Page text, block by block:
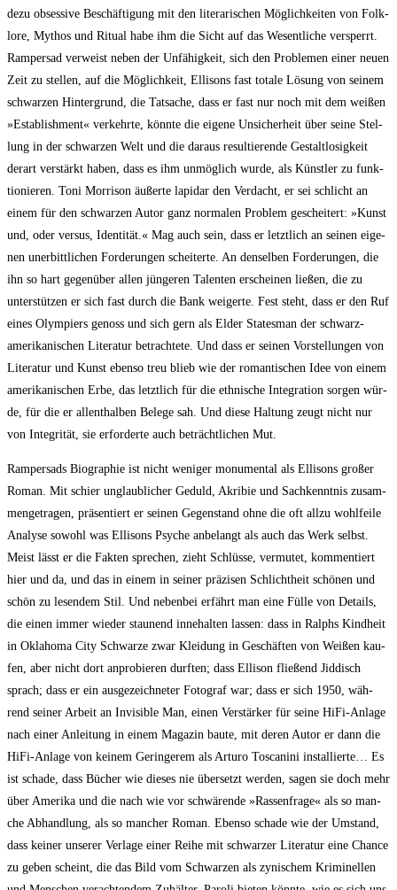
de­zu obses­si­ve Beschäf­ti­gung mit den lite­ra­ri­schen Mög­lich­kei­ten von Folk­
lo­re, Mythos und Ritu­al habe ihm die Sicht auf das Wesent­li­che ver­sperrt.
Ram­pers­ad ver­weist neben der Unfä­hig­keit, sich den Pro­ble­men einer neu­en
Zeit zu stel­len, auf die Mög­lich­keit, Elli­sons fast tota­le Lösung von sei­nem
schwar­zen Hin­ter­grund, die Tat­sa­che, dass er fast nur noch mit dem wei­ßen
»Estab­lish­ment« ver­kehr­te, könn­te die eige­ne Unsi­cher­heit über sei­ne Stel­
lung in der schwar­zen Welt und die dar­aus resul­tie­ren­de Gestalt­lo­sig­keit
der­art ver­stärkt haben, dass es ihm unmög­lich wur­de, als Künst­ler zu funk­
tio­nie­ren. Toni Mor­ri­son äußer­te lapi­dar den Ver­dacht, er sei schlicht an
einem für den schwar­zen Autor ganz nor­ma­len Pro­blem geschei­tert: »Kunst
und, oder ver­sus, Iden­ti­tät.« Mag auch sein, dass er letzt­lich an sei­nen eige­
nen uner­bittlichen For­de­run­gen schei­ter­te. An den­selben For­de­run­gen, die
ihn so hart gegen­über allen jün­geren Talen­ten erschei­nen lie­ßen, die zu
unter­stüt­zen er sich fast durch die Bank wei­ger­te. Fest steht, dass er den Ruf
eines Olym­pi­ers genoss und sich gern als Elder Sta­tes­man der schwarz­
amerikanischen Lite­ra­tur betrach­te­te. Und dass er sei­nen Vor­stel­lun­gen von
Lite­ra­tur und Kunst eben­so treu blieb wie der roman­ti­schen Idee von einem
ame­ri­ka­ni­schen Erbe, das letzt­lich für die eth­ni­sche Inte­gra­ti­on sor­gen wür­
de, für die er allent­hal­ben Bele­ge sah. Und die­se Hal­tung zeugt nicht nur
von Inte­gri­tät, sie erfor­der­te auch beträcht­li­chen Mut.
Ram­pers­ads Bio­gra­phie ist nicht weni­ger monu­men­tal als Elli­sons gro­ßer
Roman. Mit schier un­glaublicher Geduld, Akri­bie und Sach­kennt­nis zusam­
men­ge­tra­gen, prä­sen­tiert er sei­nen Gegen­stand ohne die oft all­zu wohl­fei­le
Ana­ly­se sowohl was Elli­sons Psy­che anbe­langt als auch das Werk selbst.
Meist lässt er die Fak­ten spre­chen, zieht Schlüs­se, ver­mu­tet, kom­men­tiert
hier und da, und das in einem in sei­ner prä­zi­sen Schlicht­heit schö­nen und
schön zu lesen­dem Stil. Und neben­bei erfährt man eine Fül­le von Details,
die einen immer wie­der stau­nend inne­hal­ten las­sen: dass in Ralphs Kind­heit
in Okla­ho­ma City Schwar­ze zwar Klei­dung in Geschäf­ten von Wei­ßen kau­
fen, aber nicht dort anpro­bie­ren durf­ten; dass Elli­son flie­ßend Jid­disch
sprach; dass er ein aus­ge­zeich­ne­ter Foto­graf war; dass er sich 1950, wäh­
rend sei­ner Arbeit an Invi­si­ble Man, einen Ver­stär­ker für sei­ne HiFi-Anla­ge
nach einer Anlei­tung in einem Maga­zin bau­te, mit deren Autor er dann die
HiFi-Anla­ge von kei­nem Gerin­ge­rem als Arturo Tos­ca­ni­ni instal­lier­te… Es
ist scha­de, dass Bücher wie die­ses nie über­setzt wer­den, sagen sie doch mehr
über Ame­ri­ka und die nach wie vor schwä­ren­de »Ras­sen­fra­ge« als so man­
che Abhand­lung, als so man­cher Roman. Eben­so scha­de wie der Umstand,
dass kei­ner unse­rer Ver­la­ge einer Rei­he mit schwar­zer Lite­ra­tur eine Chan­ce
zu geben scheint, die das Bild vom Schwar­zen als zyni­schem Kri­mi­nel­len